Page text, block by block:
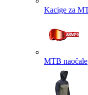
Kacige za
MTB naočale